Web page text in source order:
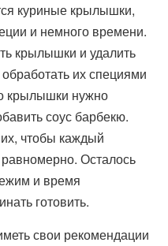
куриные крылышки,
и немного времени.
крылышки и удалить
их специями
крылышки нужно
соус барбекю.
чтобы каждый
Осталось
и время
готовить.
свои рекомендации